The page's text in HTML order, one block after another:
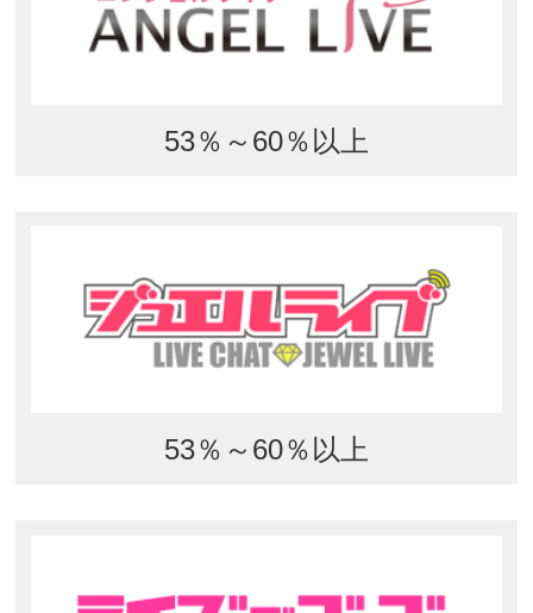
53％～60％以上
53％～60％以上